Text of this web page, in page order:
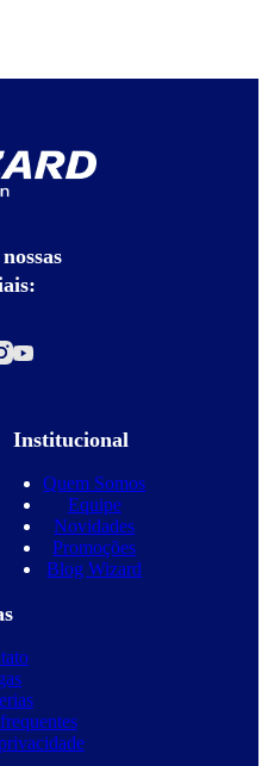
Institucional
Quem Somos
Equipe
Novidades
Promoções
Blog Wizard